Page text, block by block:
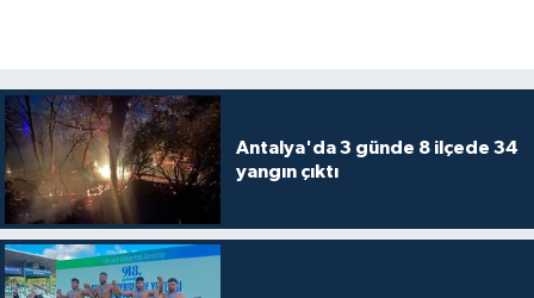
Antalya'da 3 günde 8 ilçede 34
yangın çıktı